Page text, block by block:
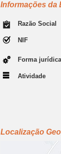
Informações da
Razão Social
NIF
Forma jurídica
Atividade
Localização